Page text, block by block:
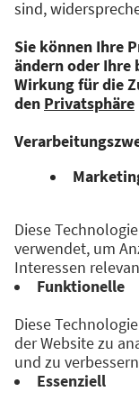
Barrieren
Gründung